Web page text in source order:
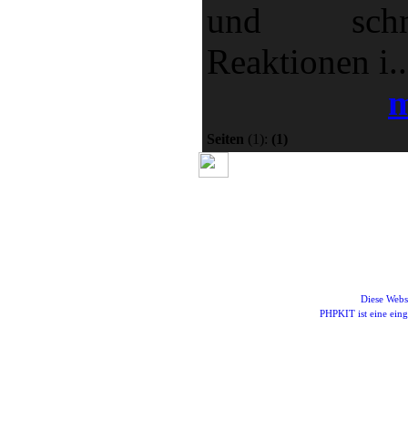
und
Reaktionen
Seiten (1): (1)
Diese
PHPKIT ist eine